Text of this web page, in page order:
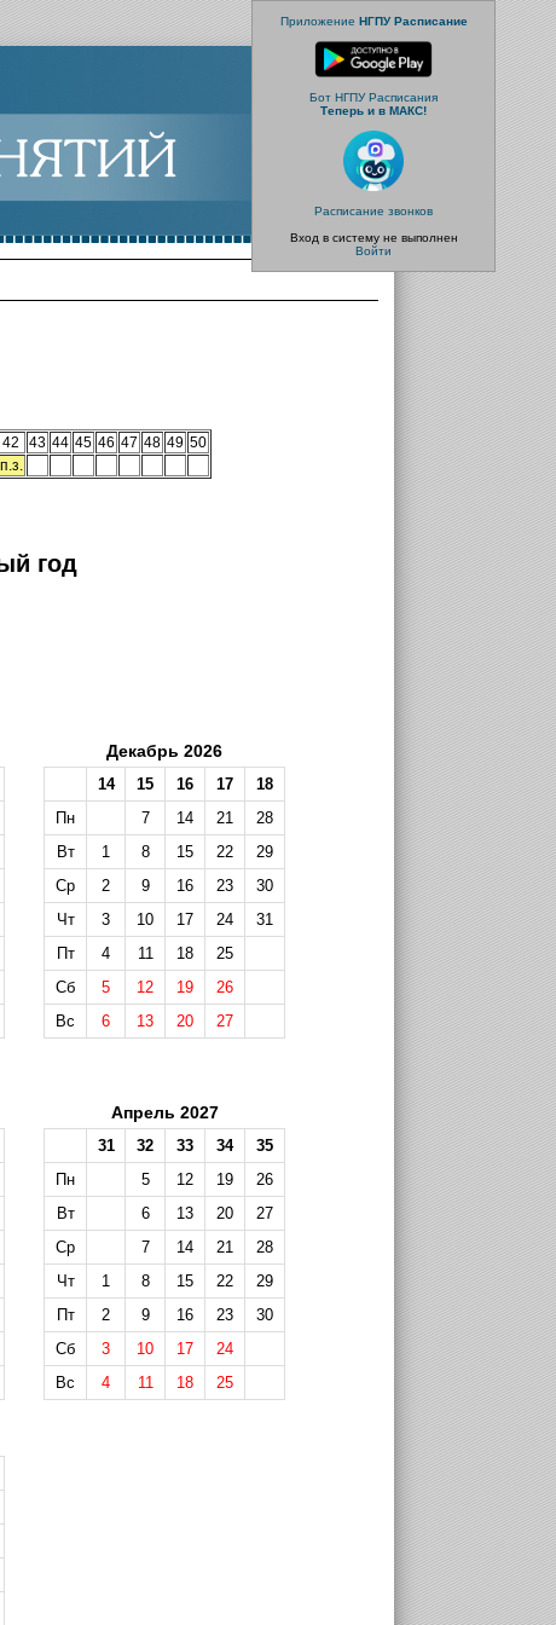
Приложение НГПУ Расписание
Бот НГПУ Расписания
Теперь и в МАКС!
Расписание звонков
Вход в систему не выполнен
Войти
42 43 44 45 46 47 48 49 50
п.з.
год
Декабрь 2026
14 15 16 17
18
Пн
7 14 21
28
Вт
1 8 15 22
29
Ср
2 9 16 23
30
Чт
3 10 17 24
31
Пт
4 11 18
25
Сб
5 12 19
26
Вс
6 13 20 27
Апрель 2027
31 32 33 34
35
Пн
5 12 19
26
Вт
6 13 20
27
Ср
7 14 21
28
Чт
1 8 15 22
29
Пт
2 9 16 23
30
Сб
3 10 17
24
Вс
4 11 18 25